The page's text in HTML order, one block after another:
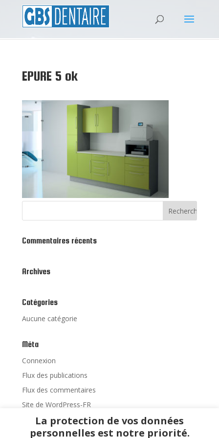
EPURE 5 ok
Commentaires récents
Archives
Catégories
Aucune catégorie
Méta
Connexion
Flux des publications
Flux des commentaires
Site de WordPress-FR
La protection de vos données
personnelles est notre priorité.